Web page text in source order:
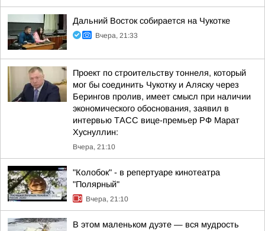
Дальний Восток собирается на Чукотке
Вчера, 21:33
Проект по строительству тоннеля, который
мог бы соединить Чукотку и Аляску через
Берингов пролив, имеет смысл при наличии
экономического обоснования, заявил в
интервью ТАСС вице-премьер РФ Марат
Хуснуллин:
Вчера, 21:10
"Колобок" - в репертуаре кинотеатра
"Полярный"
Вчера, 21:10
В этом маленьком дуэте — вся мудрость